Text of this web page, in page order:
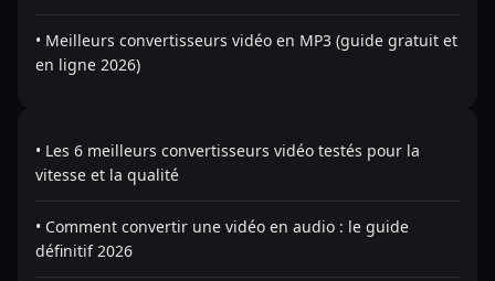
• Meilleurs convertisseurs vidéo en MP3 (guide gratuit et
en ligne 2026)
• Les 6 meilleurs convertisseurs vidéo testés pour la
vitesse et la qualité
• Comment convertir une vidéo en audio : le guide
définitif 2026